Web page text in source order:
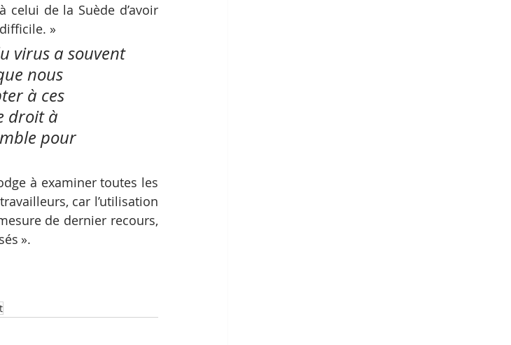
celui de la Suède d’avoir
»
virus a souvent
nous
à ces
droit à
pour
à examiner toutes les
car l’utilisation
de dernier recours,
».